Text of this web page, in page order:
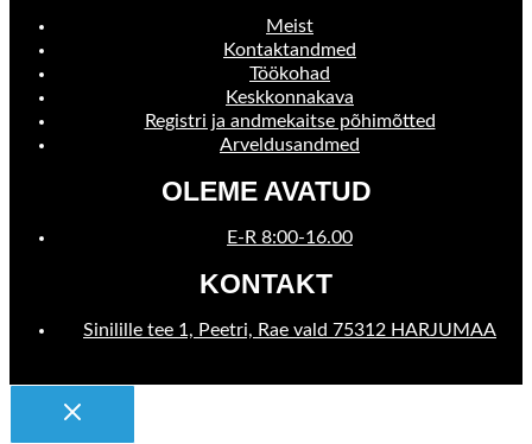
Meist
Kontaktandmed
Töökohad
Keskkonnakava
Registri ja andmekaitse põhimõtted
Arveldusandmed
OLEME AVATUD
E-R 8:00-16.00
KONTAKT
Sinilille tee 1, Peetri, Rae vald 75312 HARJUMAA